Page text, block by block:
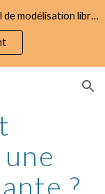
Evaluez la bêta version de MVC-CD - Logiciel de modélisation libre d'utilisation et gratuit
?